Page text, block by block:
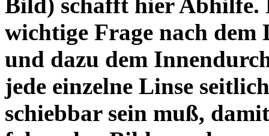
wichtige Frage nach dem
und dazu dem
jede einzelne Linse
schiebbar sein muß,